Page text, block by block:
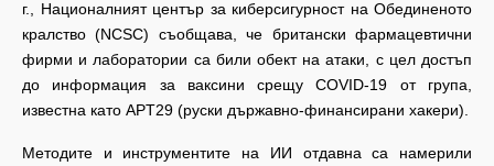
г., Националният център за киберсигурност на Обединеното
кралство (NCSC) съобщава, че британски фармацевтични
фирми и лаборатории са били обект на атаки, с цел достъп
до информация за ваксини срещу COVID-19 от група,
известна като APT29 (руски държавно-финансирани хакери).
Методите и инструментите на ИИ отдавна са намерили